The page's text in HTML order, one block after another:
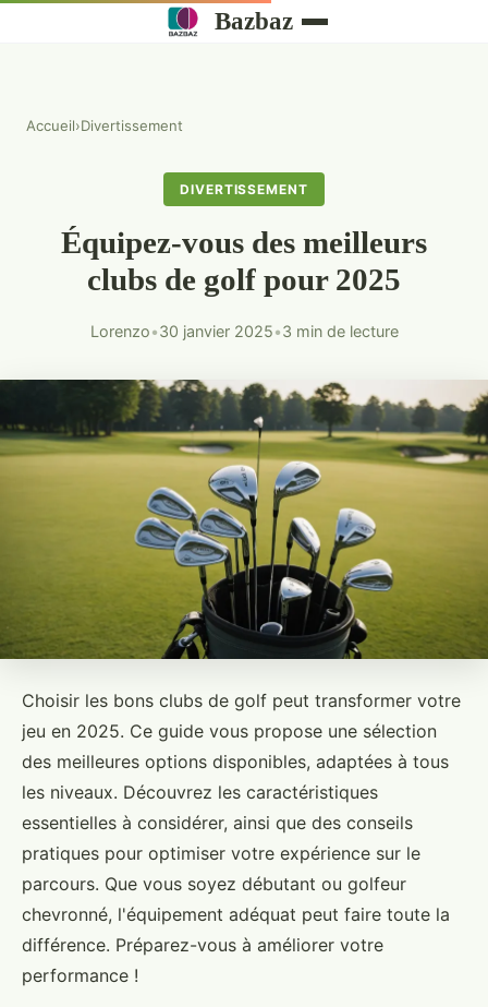
Bazbaz
Accueil›Divertissement
DIVERTISSEMENT
Équipez-vous des meilleurs
clubs de golf pour 2025
Lorenzo•30 janvier 2025•3 min de lecture
Choisir les bons clubs de golf peut transformer votre
jeu en 2025. Ce guide vous propose une sélection
des meilleures options disponibles, adaptées à tous
les niveaux. Découvrez les caractéristiques
essentielles à considérer, ainsi que des conseils
pratiques pour optimiser votre expérience sur le
parcours. Que vous soyez débutant ou golfeur
chevronné, l'équipement adéquat peut faire toute la
différence. Préparez-vous à améliorer votre
performance !